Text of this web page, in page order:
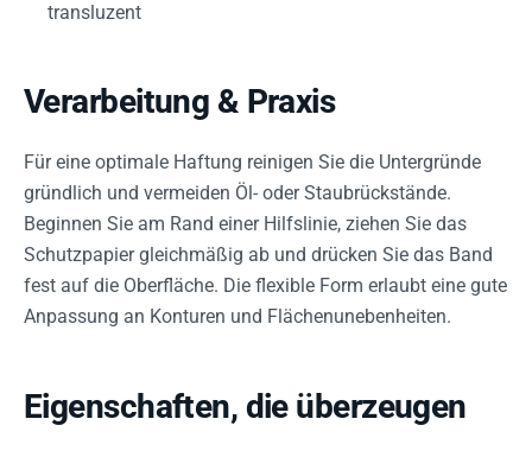
transluzent
Verarbeitung & Praxis
Für eine optimale Haftung reinigen Sie die Untergründe
gründlich und vermeiden Öl- oder Staubrückstände.
Beginnen Sie am Rand einer Hilfslinie, ziehen Sie das
Schutzpapier gleichmäßig ab und drücken Sie das Band
fest auf die Oberfläche. Die flexible Form erlaubt eine gute
Anpassung an Konturen und Flächenunebenheiten.
Eigenschaften, die überzeugen